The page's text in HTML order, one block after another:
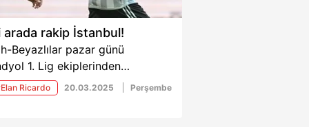
arada rakip İstanbul!
Beyazlılar pazar günü
1. Lig ekiplerinden
ile karşı karşıya
Ricardo 20.03.2025 Perşembe